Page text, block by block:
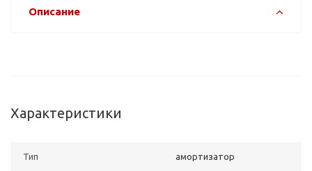
Описание
Характеристики
Тип амортизатор